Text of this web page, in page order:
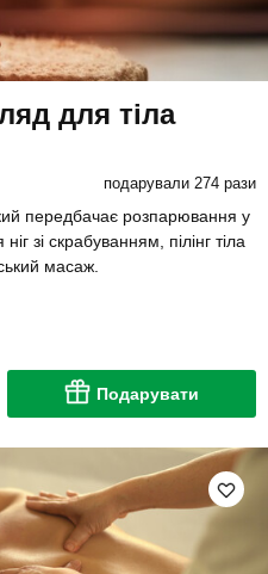
для тіла
подарували 274 рази
передбачає розпарювання у
зі скрабуванням, пілінг тіла
масаж.
Подарувати